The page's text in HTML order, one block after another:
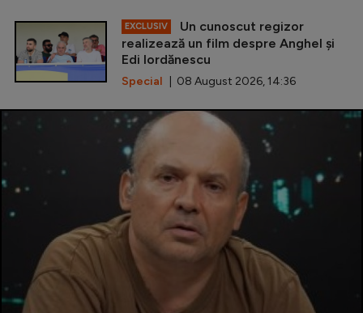
EXCLUSIV
Un cunoscut regizor
realizează un film despre Anghel și
Edi Iordănescu
Special | 08 August 2026, 14:36